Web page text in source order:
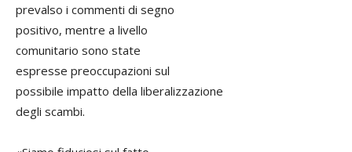
prevalso i commenti di segno
positivo, mentre a livello
comunitario sono state
espresse preoccupazioni sul
possibile impatto della liberalizzazione
degli scambi.